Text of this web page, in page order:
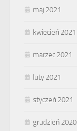
maj 2021
kwiecień 2021
marzec 2021
luty 2021
styczeń 2021
grudzień 2020